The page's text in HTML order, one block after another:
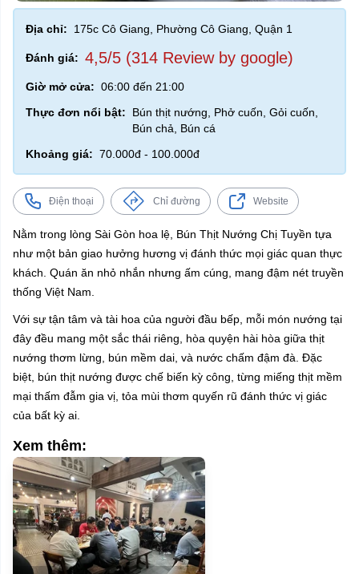
Địa chỉ: 175c Cô Giang, Phường Cô Giang, Quận 1
Đánh giá: 4,5/5 (314 Review by google)
Giờ mở cửa: 06:00 đến 21:00
Thực đơn nổi bật:
Bún thịt nướng, Phở cuốn, Gỏi cuốn,
Bún chả, Bún cá
Khoảng giá: 70.000đ - 100.000đ
Điện thoại Chỉ đường Website
Nằm trong lòng Sài Gòn hoa lệ, Bún Thịt Nướng Chị Tuyền tựa
như một bản giao hưởng hương vị đánh thức mọi giác quan thực
khách. Quán ăn nhỏ nhắn nhưng ấm cúng, mang đậm nét truyền
thống Việt Nam.
Với sự tận tâm và tài hoa của người đầu bếp, mỗi món nướng tại
đây đều mang một sắc thái riêng, hòa quyện hài hòa giữa thịt
nướng thơm lừng, bún mềm dai, và nước chấm đậm đà. Đặc
biệt, bún thịt nướng được chế biến kỳ công, từng miếng thịt mềm
mại thấm đẫm gia vị, tỏa mùi thơm quyến rũ đánh thức vị giác
của bất kỳ ai.
Xem thêm: